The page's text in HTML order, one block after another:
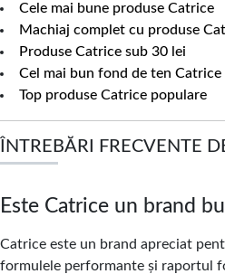
Cele mai bune produse Catrice
Machiaj complet cu produse
Produse Catrice sub 30 lei
Cel mai bun fond de ten Catrice
Top produse Catrice populare
ÎNTREBĂRI FRECVENTE
Este Catrice un brand
Catrice este un brand apreciat
formulele performante și raportul